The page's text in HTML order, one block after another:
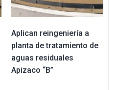
Aplican reingeniería a
planta de tratamiento de
aguas residuales
Apizaco “B”